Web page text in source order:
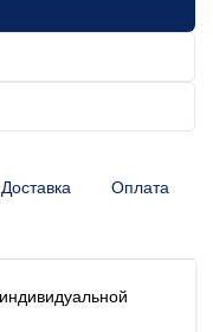
Доставка Оплата